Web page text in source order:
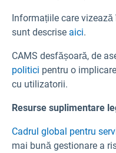
Informațiile care
sunt descrise aici.
CAMS desfășoară, de
politici pentru o
cu utilizatorii.
Resurse suplimentare
Cadrul global pentru
mai bună gestionare a